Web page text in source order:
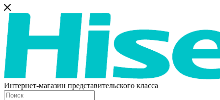
Интернет-магазин представительского класса